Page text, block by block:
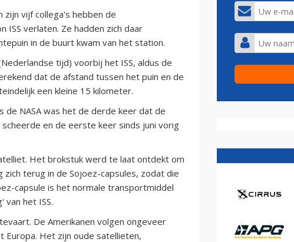
zijn vijf collega's hebben de
ISS verlaten. Ze hadden zich daar
in de buurt kwam van het station.
tijd) voorbij het ISS, aldus de
dat de afstand tussen het puin en de
een kleine 15 kilometer.
de NASA was het de derde keer dat de
en de eerste keer sinds juni vorig
Het brokstuk werd te laat ontdekt om
terug in de Sojoez-capsules, zodat die
capsule is het normale transportmiddel
het ISS.
De Amerikanen volgen ongeveer
Europa. Het zijn oude satellieten,